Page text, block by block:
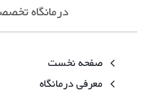
درمانگاه
صفحه نخست
معرفی درمانگاه